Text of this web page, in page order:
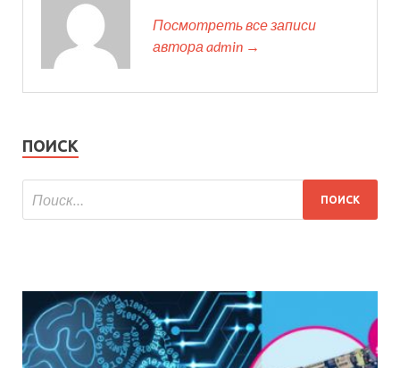
Посмотреть все записи
автора admin →
ПОИСК